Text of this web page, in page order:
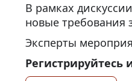
В рамках
новые требования
Эксперты
Регистрируйтесь